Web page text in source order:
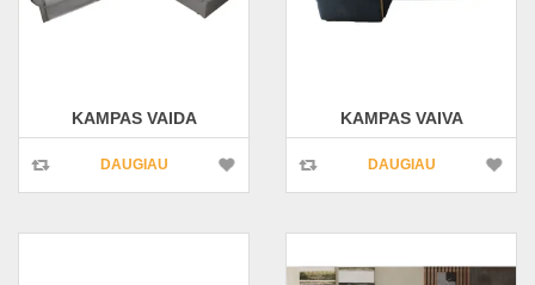
KAMPAS VAIDA
DAUGIAU
KAMPAS VAIVA
DAUGIAU